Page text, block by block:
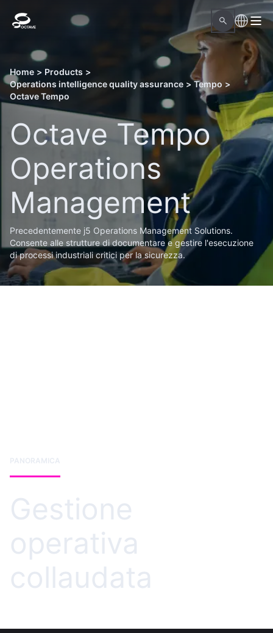
Home > Products >
Operations intelligence quality assurance > Tempo >
Octave Tempo
Octave Tempo
Operations
Management
Precedentemente j5 Operations Management Solutions.
Consente alle strutture di documentare e gestire l'esecuzione
di processi industriali critici per la sicurezza.
PANORAMICA
Gestione
operativa
collaudata